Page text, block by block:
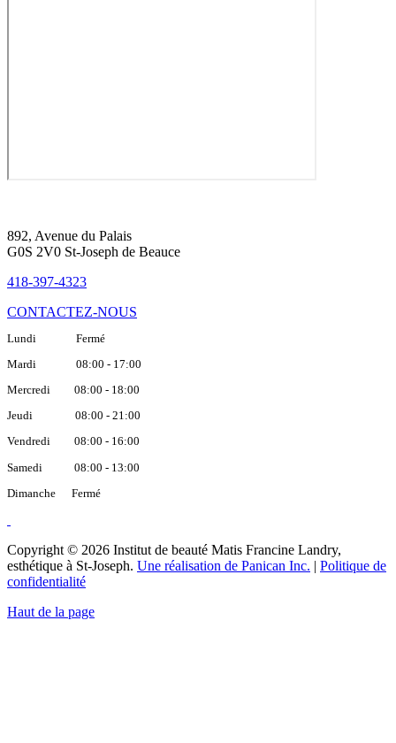
892, Avenue du Palais
G0S 2V0 St-Joseph de Beauce
418-397-4323
CONTACTEZ-NOUS
Lundi Fermé
Mardi 08:00 - 17:00
Mercredi 08:00 - 18:00
Jeudi 08:00 - 21:00
Vendredi 08:00 - 16:00
Samedi 08:00 - 13:00
Dimanche Fermé
Copyright © 2026 Institut de beauté Matis Francine Landry,
esthétique à St-Joseph. Une réalisation de Panican Inc. | Politique de
confidentialité
Haut de la page